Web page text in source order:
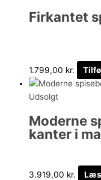
Firkantet
1.799,00 kr.
Udsolgt
Moderne
kanter i
3.919,00 kr.